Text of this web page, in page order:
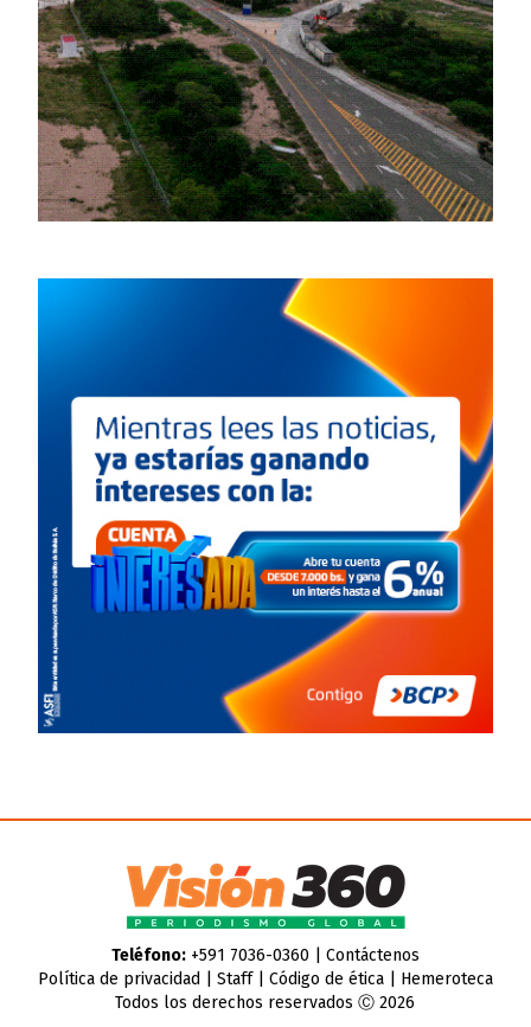
Teléfono:+591 7036-0360 | Contáctenos
Política de privacidad
Staff| Código de ética| Hemeroteca
Todos los derechos reservados Ⓒ 2026